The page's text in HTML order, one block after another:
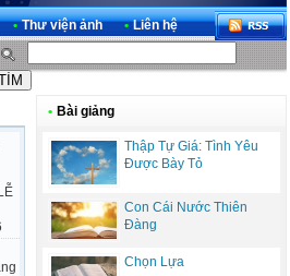
• Thư viện ảnh • Liên hệ
• Bài giảng
Thập Tự Giá: Tình Yêu
Được Bày Tỏ
Con Cái Nước Thiên
Đàng
Chọn Lựa